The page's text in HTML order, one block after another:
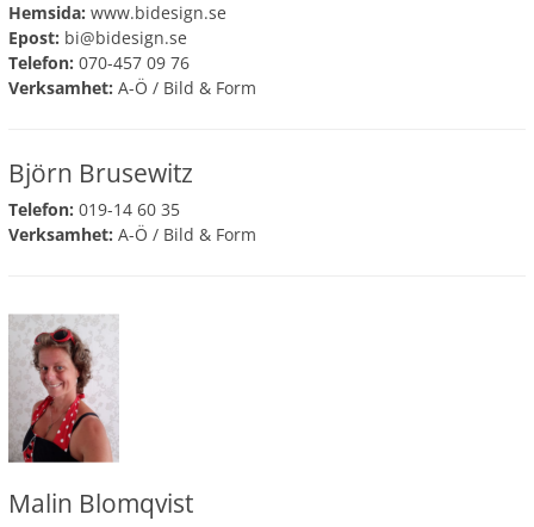
Hemsida: www.bidesign.se
Epost: bi@bidesign.se
Telefon: 070-457 09 76
Verksamhet: A-Ö / Bild & Form
Björn Brusewitz
Telefon: 019-14 60 35
Verksamhet: A-Ö / Bild & Form
Malin Blomqvist